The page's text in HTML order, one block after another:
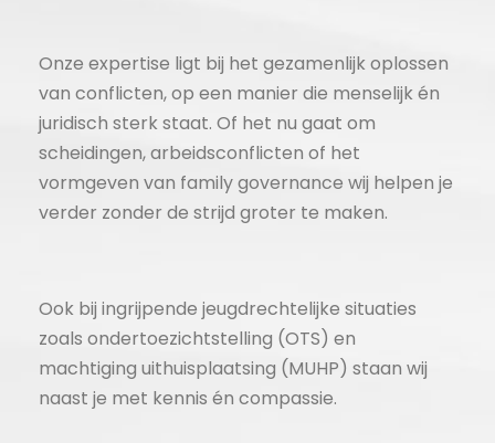
Onze expertise ligt bij het gezamenlijk oplossen
van conflicten, op een manier die menselijk én
juridisch sterk staat. Of het nu gaat om
scheidingen, arbeidsconflicten of het
vormgeven van family governance wij helpen je
verder zonder de strijd groter te maken.
Ook bij ingrijpende jeugdrechtelijke situaties
zoals ondertoezichtstelling (OTS) en
machtiging uithuisplaatsing (MUHP) staan wij
naast je met kennis én compassie.